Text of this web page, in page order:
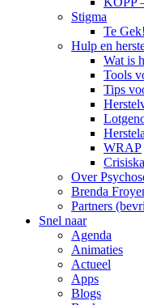
Stigma
Te
Hulp en
Wat is
Tools
Tips
WRAP
Over
Brenda
Partners
Snel naar
Agenda
Animaties
Actueel
Apps
Blogs